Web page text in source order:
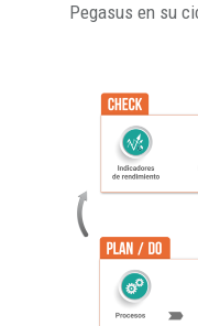
Pegasus en su